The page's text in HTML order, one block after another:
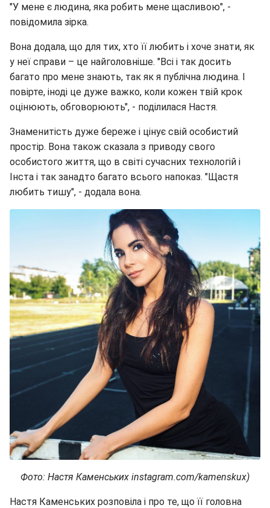
"У мене є людина, яка робить мене щасливою", -
повідомила зірка.
Вона додала, що для тих, хто її любить і хоче знати, як
у неї справи – це найголовніше. "Всі і так досить
багато про мене знають, так як я публічна людина. І
повірте, іноді це дуже важко, коли кожен твій крок
оцінюють, обговорюють", - поділилася Настя.
Знаменитість дуже береже і цінує свій особистий
простір. Вона також сказала з приводу свого
особистого життя, що в світі сучасних технологій і
Інста і так занадто багато всього напоказ. "Щастя
любить тишу", - додала вона.
Фото: Настя Каменських instagram.com/kamenskux)
Настя Каменських розповіла і про те, що її головна